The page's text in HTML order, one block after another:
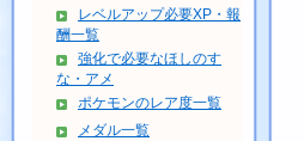
レベルアップ必要XP・報
酬一覧
強化で必要なほしのす
な・アメ
ポケモンのレア度一覧
メダル一覧